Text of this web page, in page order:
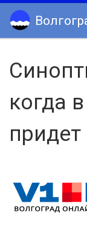
Skip to content
когда
придет